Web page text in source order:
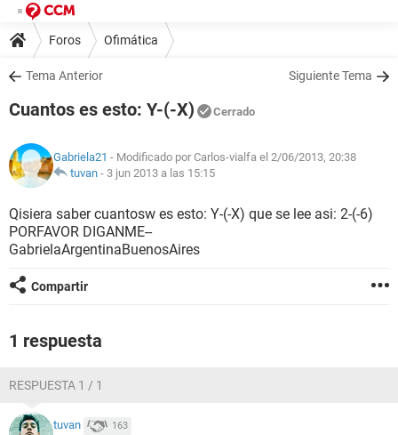
Foros Ofimática
Tema Anterior Siguiente Tema
Cuantos es esto: Y-(-X) Cerrado
Gabriela21 - Modificado por Carlos-vialfa el 2/06/2013, 20:38
tuvan - 3 jun 2013 a las 15:15
Qisiera saber cuantosw es esto: Y-(-X) que se lee asi: 2-(-6)
PORFAVOR DIGANME--
GabrielaArgentinaBuenosAires
Compartir
1 respuesta
RESPUESTA 1 / 1
tuvan 163